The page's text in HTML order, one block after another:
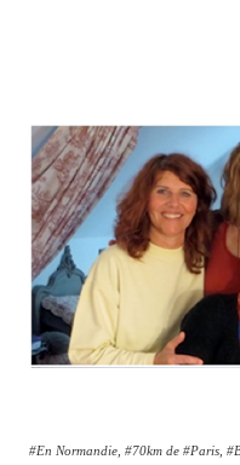
#En Normandie, #70km de #Paris,